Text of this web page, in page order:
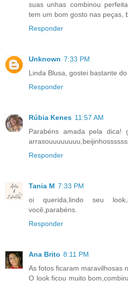
suas unhas combinou
tem um bom gosto nas peças,
Responder
Unknown 7:33 PM
Linda Blusa, gostei bastante
Responder
Rúbia Kenes 11:57 AM
Parabéns amada pela dica!
Responder
Tania M 7:33 PM
oi querida,lindo seu
você,parabéns.
Responder
Ana Brito 8:11 PM
As fotos ficaram maravilhosas
O look ficou muito